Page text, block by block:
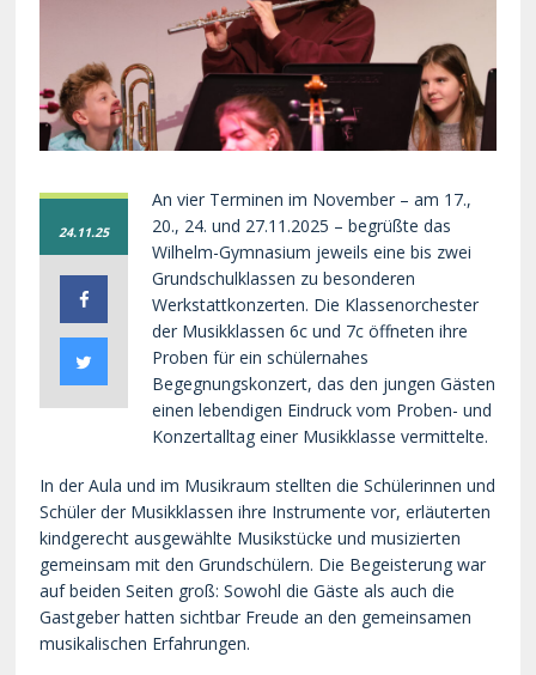
24.11.25
An vier Terminen im November – am 17.,
20., 24. und 27.11.2025 – begrüßte das
Wilhelm-Gymnasium jeweils eine bis zwei
Grundschulklassen zu besonderen
Werkstattkonzerten. Die Klassenorchester
der Musikklassen 6c und 7c öffneten ihre
Proben für ein schülernahes
Begegnungskonzert, das den jungen Gästen
einen lebendigen Eindruck vom Proben- und
Konzertalltag einer Musikklasse vermittelte.
In der Aula und im Musikraum stellten die Schülerinnen und
Schüler der Musikklassen ihre Instrumente vor, erläuterten
kindgerecht ausgewählte Musikstücke und musizierten
gemeinsam mit den Grundschülern. Die Begeisterung war
auf beiden Seiten groß: Sowohl die Gäste als auch die
Gastgeber hatten sichtbar Freude an den gemeinsamen
musikalischen Erfahrungen.